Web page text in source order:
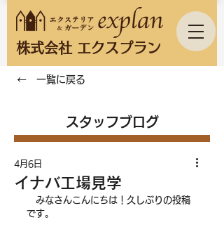
株式会社 エクスプラン
← 一覧に戻る
スタッフブログ
イナバ工場見学
4月6日
みなさんこんにちは！久しぶりの投稿
です。